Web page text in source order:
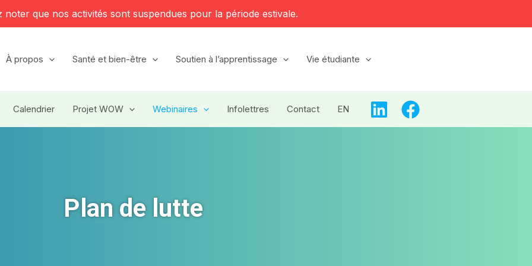
noter que nos activités sont suspendues pour la période estivale.
À propos Santé et bien-être Soutien à l’apprentissage Vie étudiante
Calendrier Projet WOW Webinaires Infolettres Contact EN
Plan de lutte